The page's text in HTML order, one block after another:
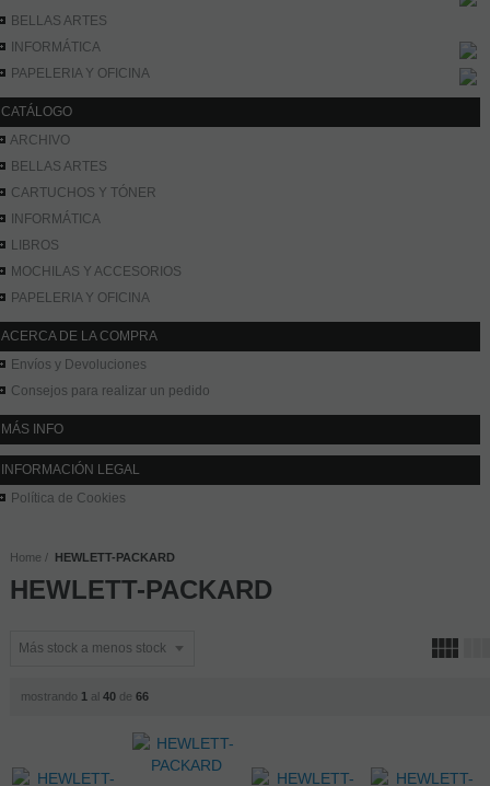
BELLAS ARTES
INFORMÁTICA
PAPELERIA Y OFICINA
CATÁLOGO
ARCHIVO
BELLAS ARTES
CARTUCHOS Y TÓNER
INFORMÁTICA
LIBROS
MOCHILAS Y ACCESORIOS
PAPELERIA Y OFICINA
ACERCA DE LA COMPRA
Envíos y Devoluciones
Consejos para realizar un pedido
MÁS INFO
INFORMACIÓN LEGAL
Política de Cookies
Home HEWLETT-PACKARD
HEWLETT-PACKARD
mostrando 1 al 40de 66